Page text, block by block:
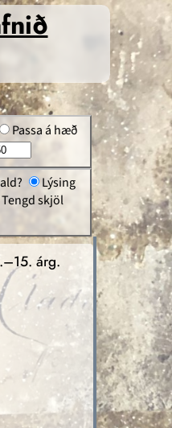
Passa á hæð
Lýsing
Tengd skjöl
árg.